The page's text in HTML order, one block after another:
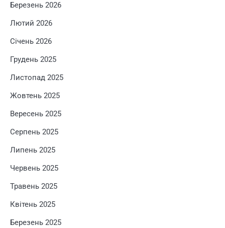
Березень 2026
Лютий 2026
Січень 2026
Грудень 2025
Листопад 2025
Жовтень 2025
Вересень 2025
Серпень 2025
Липень 2025
Червень 2025
Травень 2025
Квітень 2025
Березень 2025